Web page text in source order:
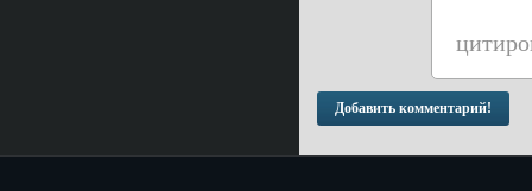
Добавить комментарий!